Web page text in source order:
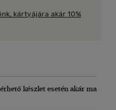
épületeket
A figurális és
meg. A 2011-es
boltozat kőanyagának
kártyájára akár 10%
készlet esetén akár ma